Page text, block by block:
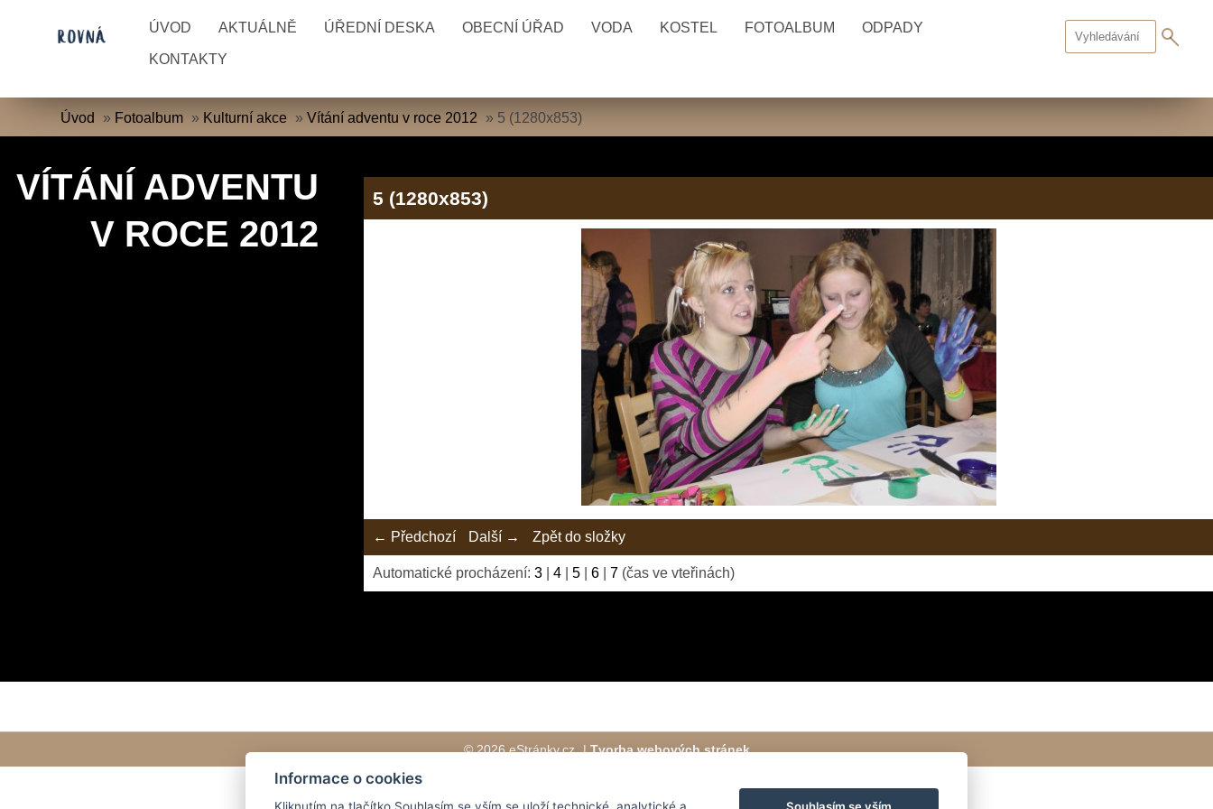
ÚVOD AKTUÁLNĚ ÚŘEDNÍ DESKA OBECNÍ ÚŘAD VODA KOSTEL FOTOALBUM ODPADY
KONTAKTY
Úvod » Fotoalbum » Kulturní akce »Vítání adventu v roce 2012 » 5 (1280x853)
VÍTÁNÍ ADVENTU
V ROCE 2012
5 (1280x853)
← Předchozí Další → Zpět do složky
Automatické procházení:3 |4 |5 |6 |7 (čas ve vteřinách)
© 2026 eStránky.cz | Tvorba webových stránek
Informace o cookies